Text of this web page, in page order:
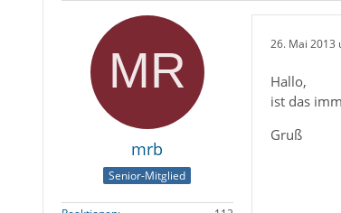
mrb
Senior-Mitglied
26. Mai 2013
Hallo,
ist das
Gruß